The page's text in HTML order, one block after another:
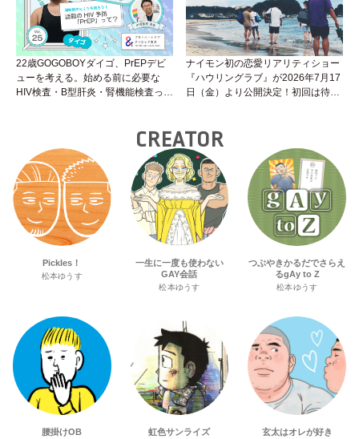
22歳GOGOBOYダイゴ、PrEPデビ
ューを考える。始める前に必要な
HIV検査・B型肝炎・腎機能検査っ
生に聞けばイイ！（Vol.25）
ナイモン初の恋愛リアリティショー
『ハウリングラブ』が2026年7月17
日（金）より公開決定！初回は待望
CREATOR
Pickles！
松本ゆうす
一生に一度も使わない
GAY会話
松本ゆうす
つぶやきかるだでさらえ
るgAy to Z
松本ゆうす
腰掛けOB 虹色サンライズ 玄太はオレが好き